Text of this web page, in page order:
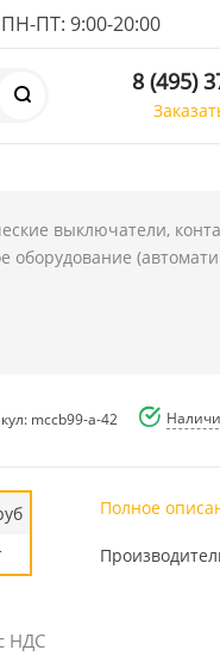
ПТ: 9:00-20:00
8 (495)
выключатели,
оборудование
mccb99-a-42
НДС
Полное